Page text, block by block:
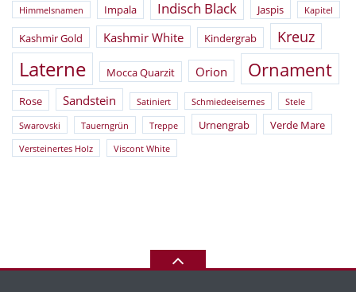
Himmelsnamen Impala Indisch Black Jaspis Kapitel
Kashmir Gold Kashmir White Kindergrab Kreuz
Laterne Mocca Quarzit Orion Ornament
Rose Sandstein Satiniert Schmiedeeisernes Stele
Swarovski Tauerngrün Treppe Urnengrab Verde Mare
Versteinertes Holz Viscont White